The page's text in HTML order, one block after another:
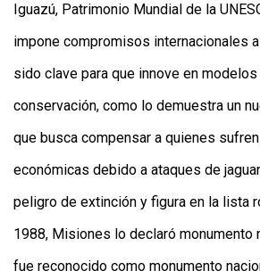
Iguazú, Patrimonio Mundial de la
impone compromisos internacionales
sido clave para que innove en
conservación, como lo demuestra un
que busca compensar a quienes
económicas debido a ataques de
peligro de extinción y figura en la lista
1988, Misiones lo declaró monumento
fue reconocido como monumento